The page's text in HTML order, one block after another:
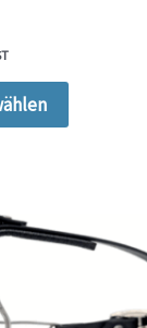
Dieses
auf.